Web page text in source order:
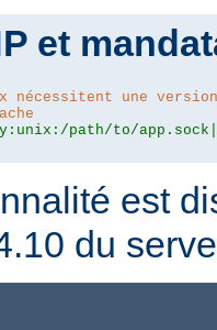
et
nécessitent une
path/to/
est
du